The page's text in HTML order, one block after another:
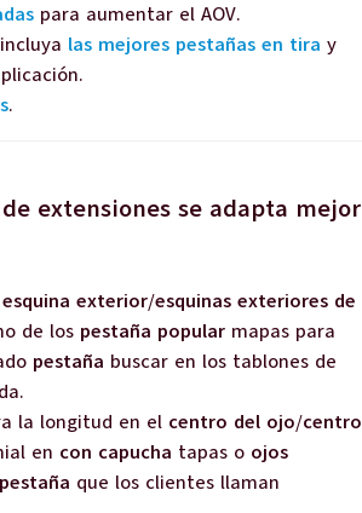
para aumentar el AOV.
las mejores pestañas en tira y
.
extensiones se adapta mejor
esquina exterior/esquinas exteriores de
de los pestaña popular mapas para
pestaña buscar en los tablones de
la longitud en el centro del ojo/centro
en con capucha tapas o ojos
pestaña que los clientes llaman